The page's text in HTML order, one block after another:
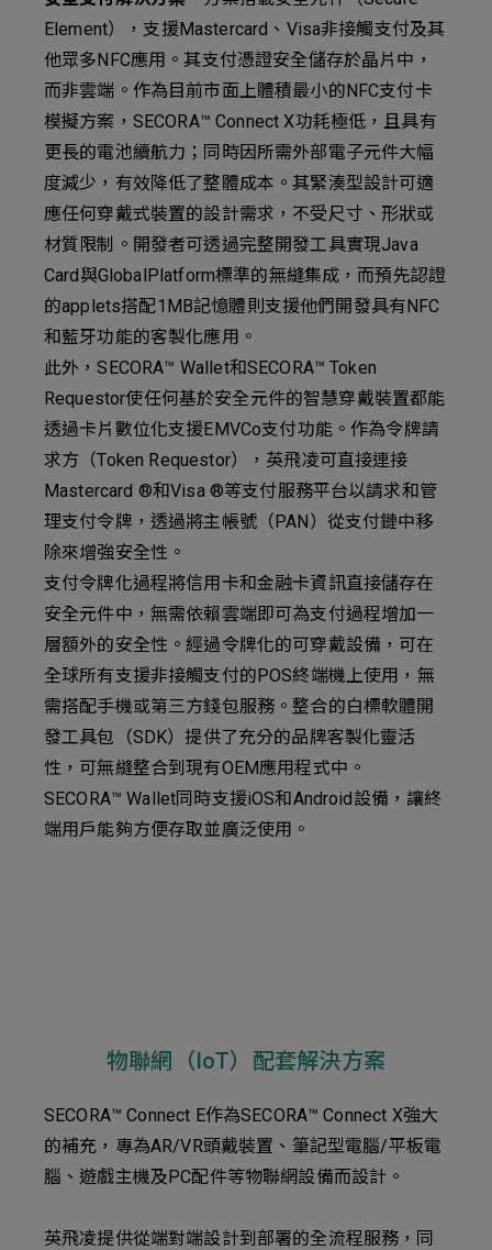
Element），支援Mastercard、Visa非接觸支付及其
他眾多NFC應用。其支付憑證安全儲存於晶片中，
而非雲端。作為目前市面上體積最小的NFC支付卡
模擬方案，SECORA™ Connect X功耗極低，且具有
更長的電池續航力；同時因所需外部電子元件大幅
度減少，有效降低了整體成本。其緊湊型設計可適
應任何穿戴式裝置的設計需求，不受尺寸、形狀或
材質限制。開發者可透過完整開發工具實現Java
Card與GlobalPlatform標準的無縫集成，而預先認證
的applets搭配1MB記憶體則支援他們開發具有NFC
和藍牙功能的客製化應用。
此外，SECORA™ Wallet和SECORA™ Token
Requestor使任何基於安全元件的智慧穿戴裝置都能
透過卡片數位化支援EMVCo支付功能。作為令牌請
求方（Token Requestor），英飛凌可直接連接
Mastercard ®和Visa ®等支付服務平台以請求和管
理支付令牌，透過將主帳號（PAN）從支付鏈中移
除來增強安全性。
支付令牌化過程將信用卡和金融卡資訊直接儲存在
安全元件中，無需依賴雲端即可為支付過程增加一
層額外的安全性。經過令牌化的可穿戴設備，可在
全球所有支援非接觸支付的POS終端機上使用，無
需搭配手機或第三方錢包服務。整合的白標軟體開
發工具包（SDK）提供了充分的品牌客製化靈活
性，可無縫整合到現有OEM應用程式中。
SECORA™ Wallet同時支援iOS和Android設備，讓終
端用戶能夠方便存取並廣泛使用。
物聯網（IoT）配套解決方案
SECORA™ Connect E作為SECORA™ Connect X強大
的補充，專為AR/VR頭戴裝置、筆記型電腦/平板電
腦、遊戲主機及PC配件等物聯網設備而設計。
英飛凌提供從端對端設計到部署的全流程服務，同